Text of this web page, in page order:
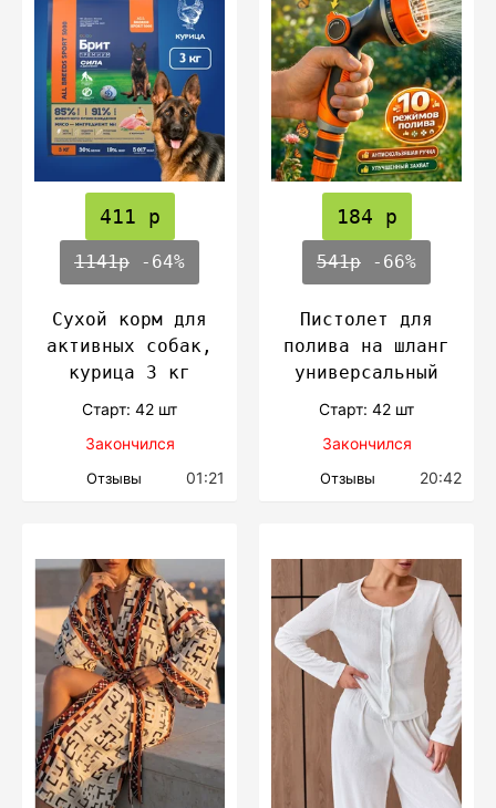
411 р
1141р -64%
Сухой корм для
активных собак,
курица 3 кг
Cтарт: 42 шт
Закончился
Отзывы 01:21
184 р
541р -66%
Пистолет для
полива на шланг
универсальный
Cтарт: 42 шт
Закончился
Отзывы 20:42